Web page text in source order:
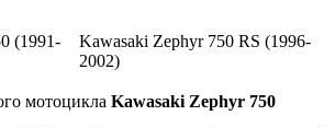
(1991-
Kawasaki Zephyr 750 RS (1996-
2002)
мотоцикла Kawasaki Zephyr 750